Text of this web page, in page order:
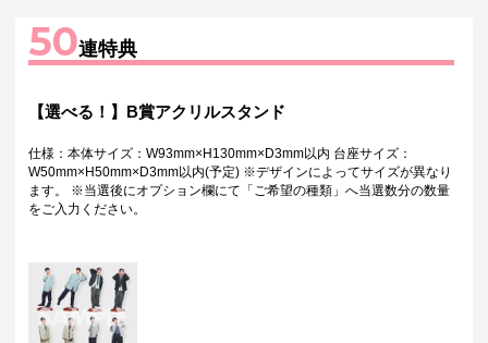
50連特典
【選べる！】B賞アクリルスタンド
仕様：本体サイズ：W93mm×H130mm×D3mm以内 台座サイズ：
W50mm×H50mm×D3mm以内(予定) ※デザインによってサイズが異なり
ます。 ※当選後にオプション欄にて「ご希望の種類」へ当選数分の数量
をご入力ください。